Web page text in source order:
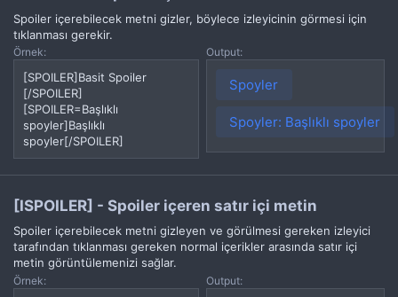
Spoiler içerebilecek metni gizler, böylece izleyicinin görmesi için
tıklanması gerekir.
Örnek:
[SPOILER]Basit Spoiler
[/SPOILER]
[SPOILER=Başlıklı
spoyler]Başlıklı
spoyler[/SPOILER]
Output:
Spoyler
Spoyler: Başlıklı spoyler
[ISPOILER] - Spoiler içeren satır içi metin
Spoiler içerebilecek metni gizleyen ve görülmesi gereken izleyici
tarafından tıklanması gereken normal içerikler arasında satır içi
metin görüntülemenizi sağlar.
Örnek: Output: